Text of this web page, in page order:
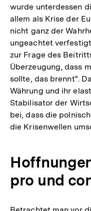
wurde unterdessen
allem als Krise der
nicht ganz der
ungeachtet
zur Frage des
Überzeugung, dass
sollte, das brennt".
Währung und ihr
Stabilisator der
bei, dass die
die Krisenwellen
pro und